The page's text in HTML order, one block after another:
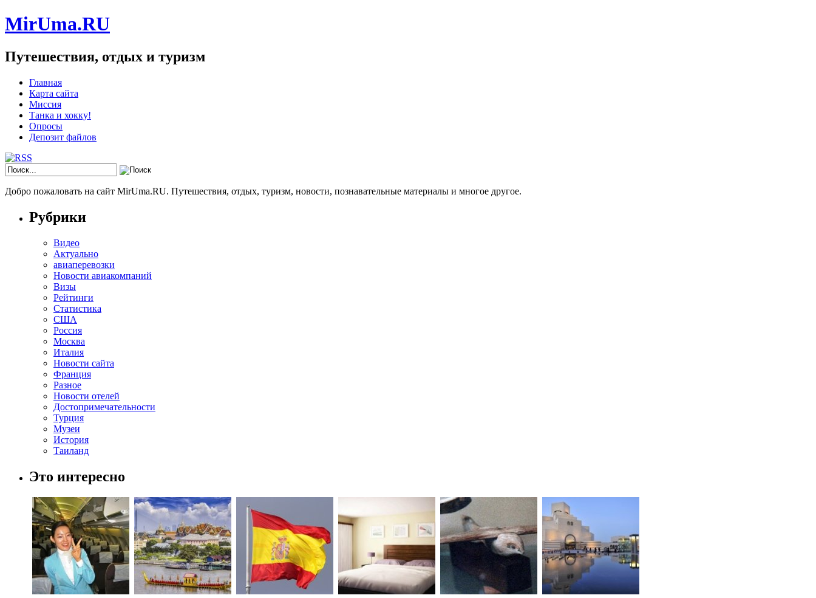
MirUma.RU
Путешествия, отдых и туризм
Главная
Карта сайта
Миссия
Танка и хокку!
Опросы
Депозит файлов
Добро пожаловать на сайт MirUma.RU. Путешествия, отдых, туризм, новости, познавательные материалы и многое другое.
Рубрики
Видео
Актуально
авиаперевозки
Новости авиакомпаний
Визы
Рейтинги
Статистика
США
Россия
Москва
Италия
Новости сайта
Франция
Разное
Новости отелей
Достопримечательности
Турция
Музеи
История
Таиланд
Это интересно